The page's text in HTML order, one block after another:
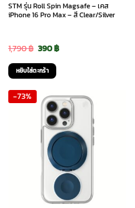
STM รุ่น Roll Spin Magsafe – เคส
iPhone 16 Pro Max – สี Clear/Silver
1,790฿ Original
price
was:
1,790 ฿.
390฿Current
390 ฿.
หยิบใส่ตะกร้า
-73%